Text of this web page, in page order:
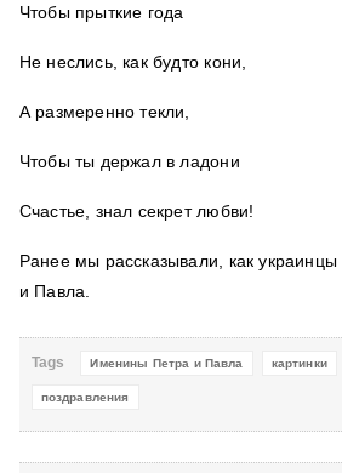
Чтобы прыткие года
Не неслись, как будто кони,
А размеренно текли,
Чтобы ты держал в ладони
Счастье, знал секрет любви!
Ранее мы рассказывали, как
и Павла.
Tags Именины Петра и Павла картинки
поздравления